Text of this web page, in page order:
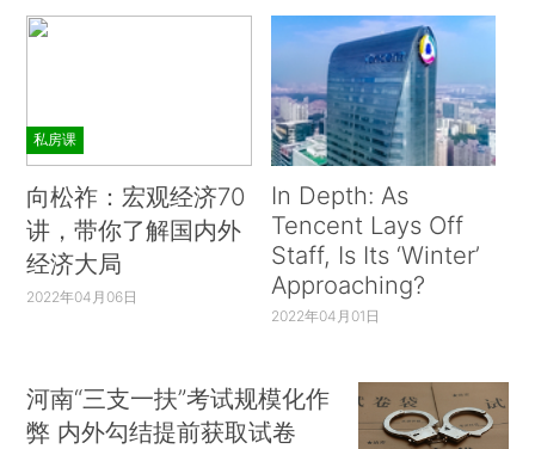
私房课
向松祚：宏观经济70
讲，带你了解国内外
经济大局
2022年04月06日
In Depth: As
Tencent Lays Off
Staff, Is Its ‘Winter’
Approaching?
2022年04月01日
河南“三支一扶”考试规模化作
弊 内外勾结提前获取试卷